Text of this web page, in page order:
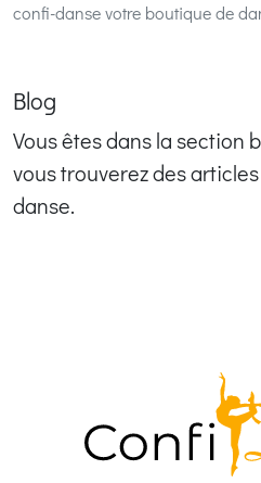
confi-danse votre boutique de
Blog
Vous êtes dans la section
vous trouverez des
danse.